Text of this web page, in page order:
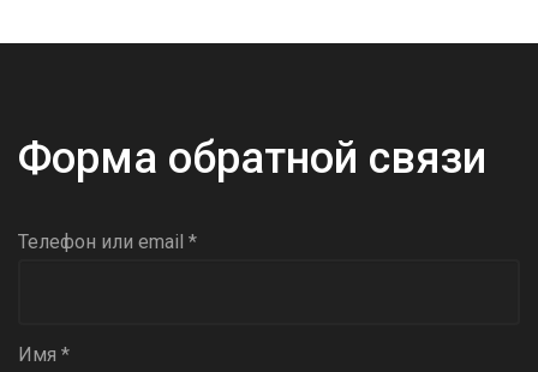
Форма обратной связи
Телефон или email *
Имя *